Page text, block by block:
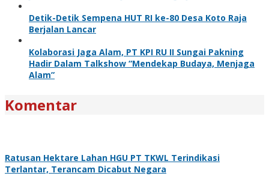
Detik-Detik Sempena HUT RI ke-80 Desa Koto Raja
Berjalan Lancar
Kolaborasi Jaga Alam, PT KPI RU II Sungai Pakning
Hadir Dalam Talkshow “Mendekap Budaya, Menjaga
Alam”
Komentar
Ratusan Hektare Lahan HGU PT TKWL Terindikasi
Terlantar, Terancam Dicabut Negara